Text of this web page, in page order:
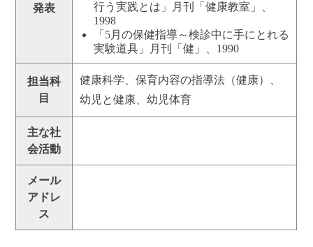
発表
行う実践とは」月刊「健康教室」、
1998
「5月の保健指導～検診中に手にとれる
実験道具」月刊「健」、1990
担当科
目
健康科学、保育内容の指導法（健康）、
幼児と健康、幼児体育
主な社
会活動
メール
アドレ
ス